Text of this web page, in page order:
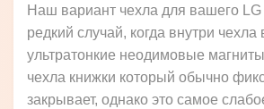
Наш вариант чехла для вашего LG
редкий случай, когда внутри чехла
ультратонкие неодимовые
чехла книжки который обычно
закрывает, однако это самое